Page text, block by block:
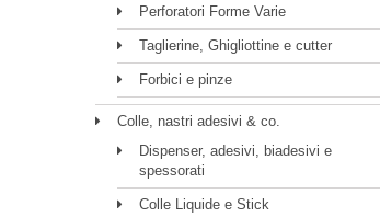
Perforatori Forme Varie
Taglierine, Ghigliottine e cutter
Forbici e pinze
Colle, nastri adesivi & co.
Dispenser, adesivi, biadesivi e
spessorati
Colle Liquide e Stick